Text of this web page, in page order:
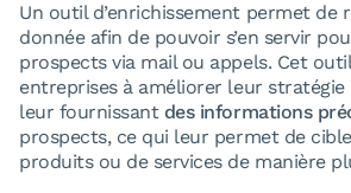
Un outil d’enrichissement permet de
donnée afin de pouvoir s’en servir
prospects via mail ou appels. Cet
entreprises à améliorer leur
leur fournissant des informations
prospects, ce qui leur permet de
produits ou de services de manière